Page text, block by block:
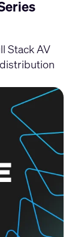
Stack AV